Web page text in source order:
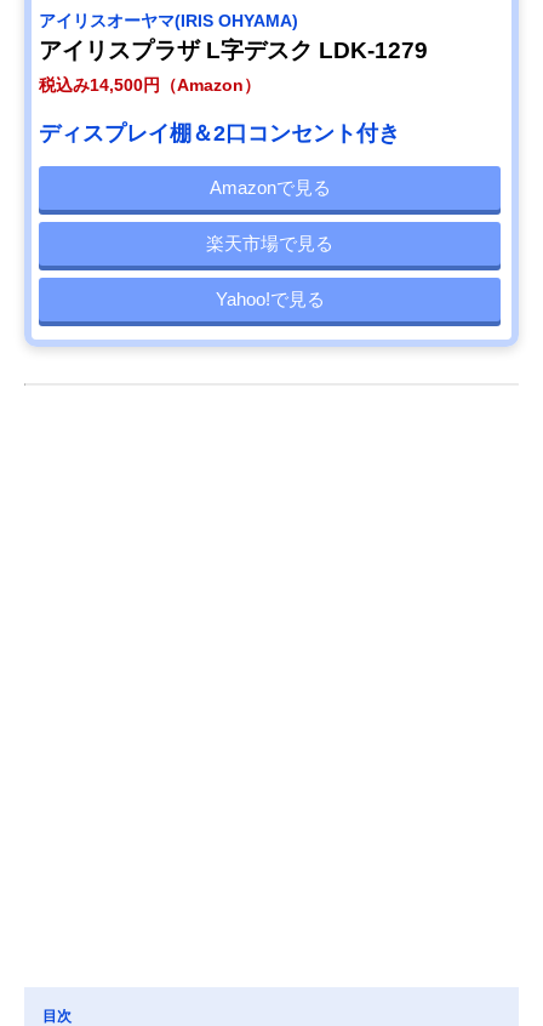
‎アイリスオーヤマ(IRIS OHYAMA)
アイリスプラザ L字デスク LDK-1279
税込み14,500円（Amazon）
ディスプレイ棚＆2口コンセント付き
Amazonで見る
楽天市場で見る
Yahoo!で見る
目次